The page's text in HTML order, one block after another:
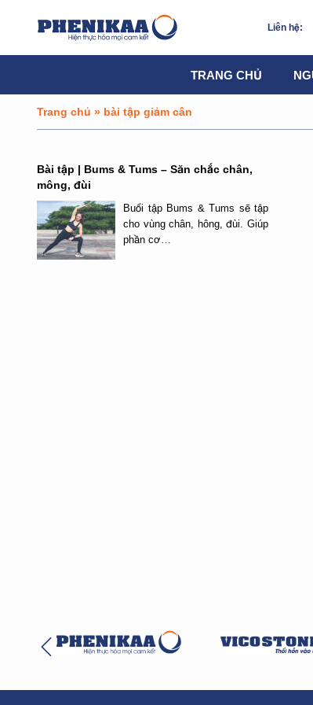
Liên hệ:
TRANG CHỦ
Trang chủ » bài tập giảm cân
Bài tập | Bums & Tums – Săn chắc chân,
mông, đùi
Buổi tập Bums & Tums sẽ tập
cho vùng chân, hông, đùi. Giúp
phần cơ…